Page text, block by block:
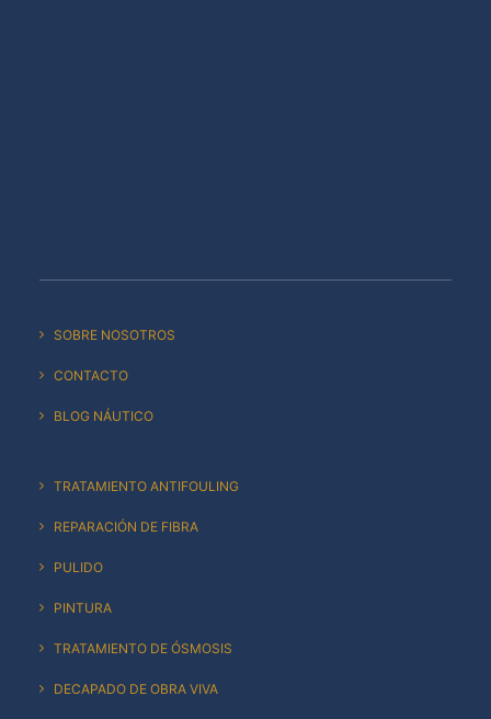
SOBRE NOSOTROS
CONTACTO
BLOG NÁUTICO
TRATAMIENTO ANTIFOULING
REPARACIÓN DE FIBRA
PULIDO
PINTURA
TRATAMIENTO DE ÓSMOSIS
DECAPADO DE OBRA VIVA